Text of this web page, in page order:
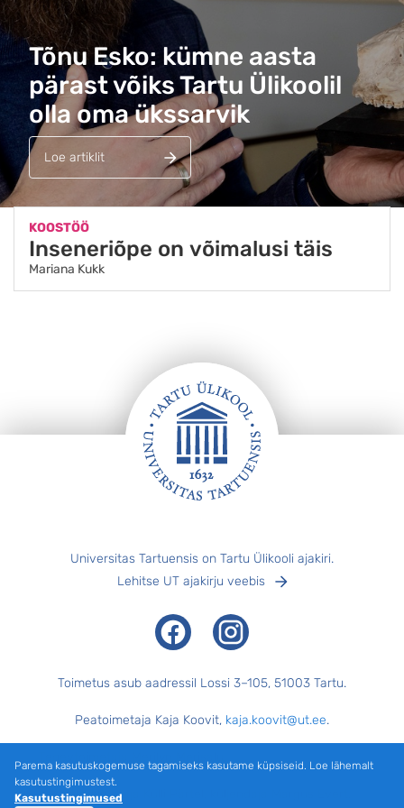
Tõnu Esko: kümne aasta
pärast võiks Tartu Ülikoolil
olla oma ükssarvik
Loe artiklit
KOOSTÖÖ
Inseneriõpe on võimalusi täis
Mariana Kukk
Universitas Tartuensis on Tartu Ülikooli ajakiri.
Lehitse UT ajakirju veebis
FacebookInstagram
Toimetus asub aadressil Lossi 3–105, 51003 Tartu.
Peatoimetaja Kaja Koovit, kaja.koovit@ut.ee.
Keeletoimetaja Külli Pärtel, küljendaja Margus Evert.
Parema kasutuskogemuse tagamiseks kasutame küpsiseid. Loe lähemalt
kasutustingimustest.
Kasutustingimused